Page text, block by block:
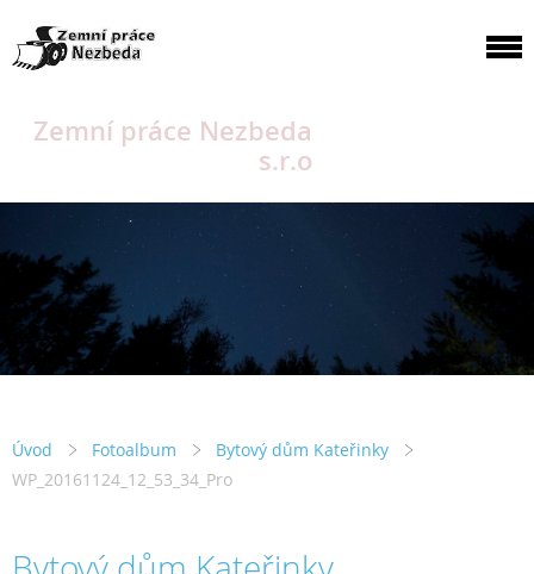
Zemní práce Nezbeda
s.r.o
Úvod Fotoalbum
Bytový dům Kateřinky
WP_20161124_12_53_34_Pro